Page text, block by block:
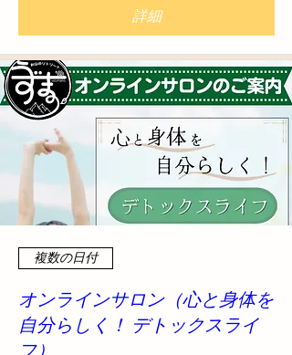
詳細
複数の日付
オンラインサロン（心と身体を
自分らしく！ デトックスライ